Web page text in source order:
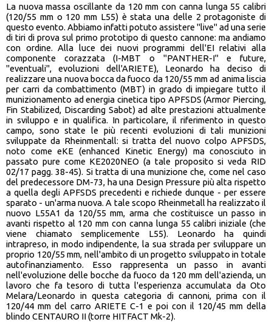
La nuova massa oscillante da 120 mm con canna lunga 55 calibri
(120/55 mm o 120 mm L55) è stata una delle 2 protagoniste di
questo evento. Abbiamo infatti potuto assistere "live" ad una serie
di tiri di prova sul primo prototipo di questo cannone: ma andiamo
con ordine. Alla luce dei nuovi programmi dell'EI relativi alla
componente corazzata (I-MBT o "PANTHER-I" e future,
"eventuali", evoluzioni dell'ARIETE), Leonardo ha deciso di
realizzare una nuova bocca da fuoco da 120/55 mm ad anima liscia
per carri da combattimento (MBT) in grado di impiegare tutto il
munizionamento ad energia cinetica tipo APFSDS (Armor Piercing,
Fin Stabilized, Discarding Sabot) ad alte prestazioni attualmente
in sviluppo e in qualifica. In particolare, il riferimento in questo
campo, sono state le più recenti evoluzioni di tali munizioni
sviluppate da Rheinmentall: si tratta del nuovo colpo APFSDS,
noto come eKE (enhanced Kinetic Energy) ma conosciuto in
passato pure come KE2020NEO (a tale proposito si veda RID
02/17 pagg. 38-45). Si tratta di una munizione che, come nel caso
del predecessore DM-73, ha una Design Pressure più alta rispetto
a quella degli APFSDS precedenti e richiede dunque - per essere
sparato - un'arma nuova. A tale scopo Rheinmetall ha realizzato il
nuovo L55A1 da 120/55 mm, arma che costituisce un passo in
avanti rispetto al 120 mm con canna lunga 55 calibri iniziale (che
viene chiamato semplicemente L55). Leonardo ha quindi
intrapreso, in modo indipendente, la sua strada per sviluppare un
proprio 120/55 mm, nell'ambito di un progetto sviluppato in totale
autofinanziamento. Esso rappresenta un passo in avanti
nell'evoluzione delle bocche da fuoco da 120 mm dell'azienda, un
lavoro che fa tesoro di tutta l'esperienza accumulata da Oto
Melara/Leonardo in questa categoria di cannoni, prima con il
120/44 mm del carro ARIETE C-1 e poi con il 120/45 mm della
blindo CENTAURO II (torre HITFACT Mk-2).